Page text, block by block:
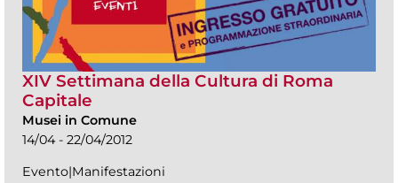
XIV Settimana della Cultura di Roma
Capitale
Musei in Comune
14/04 - 22/04/2012
Evento|Manifestazioni